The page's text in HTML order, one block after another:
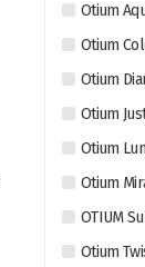
Otium
Otium
Otium
Otium
Otium
Otium
OTIUM
Otium